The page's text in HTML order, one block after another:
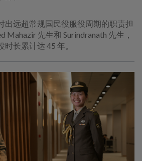
出远超常规国民役服役周期的职责担
Mahazir 先生和 Surindranath 先生，
长累计达 45 年。